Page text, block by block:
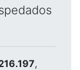
,